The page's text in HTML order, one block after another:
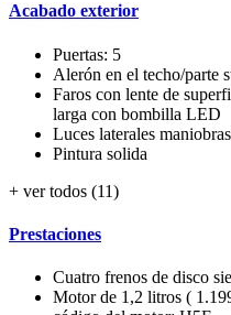
Acabado exterior
Puertas: 5
Alerón en el techo/parte
Faros con lente de
larga con bombilla LED
Luces laterales
Pintura solida
+ ver todos (11)
Prestaciones
Cuatro frenos de disco
Motor de 1,2 litros (